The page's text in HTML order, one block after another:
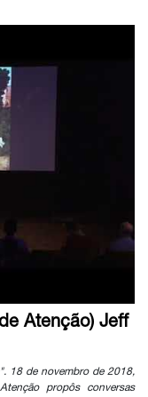
Atenção) Jeff
18 de novembro de 2018,
propôs conversas